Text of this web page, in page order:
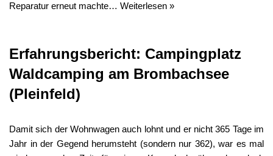
Reparatur erneut machte… Weiterlesen »
Erfahrungsbericht: Campingplatz
Waldcamping am Brombachsee
(Pleinfeld)
Damit sich der Wohnwagen auch lohnt und er nicht 365 Tage im
Jahr in der Gegend herumsteht (sondern nur 362), war es mal